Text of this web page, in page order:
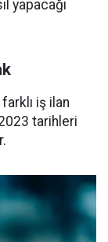
yapacağı
iş ilan
tarihleri